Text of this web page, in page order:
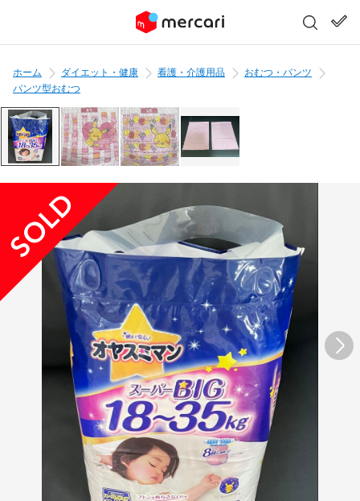
ホーム ダイエット・健康 看護・介護用品
おむつ・パンツ
パンツ型おむつ